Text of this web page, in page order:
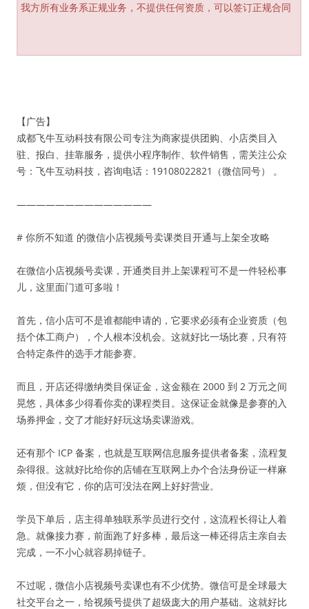
我方所有业务系正规业务，不提供任何资质，可以签订正规合同
【广告】
成都飞牛互动科技有限公司专注为商家提供团购、小店类目入
驻、报白、挂靠服务，提供小程序制作、软件销售，需关注公众
号：飞牛互动科技，咨询电话：19108022821（微信同号） 。
——————————————
# 你所不知道 的微信小店视频号卖课类目开通与上架全攻略
在微信小店视频号卖课，开通类目并上架课程可不是一件轻松事
儿，这里面门道可多啦！
首先，信小店可不是谁都能申请的，它要求必须有企业资质（包
括个体工商户），个人根本没机会。这就好比一场比赛，只有符
合特定条件的选手才能参赛。
而且，开店还得缴纳类目保证金，这金额在 2000 到 2 万元之间
晃悠，具体多少得看你卖的课程类目。这保证金就像是参赛的入
场券押金，交了才能好好玩这场卖课游戏。
还有那个 ICP 备案，也就是互联网信息服务提供者备案，流程复
杂得很。这就好比给你的店铺在互联网上办个合法身份证一样麻
烦，但没有它，你的店可没法在网上好好营业。
学员下单后，店主得单独联系学员进行交付，这流程长得让人着
急。就像接力赛，前面跑了好多棒，最后这一棒还得店主亲自去
完成，一不小心就容易掉链子。
不过呢，微信小店视频号卖课也有不少优势。微信可是全球最大
社交平台之一，给视频号提供了超级庞大的用户基础。这就好比